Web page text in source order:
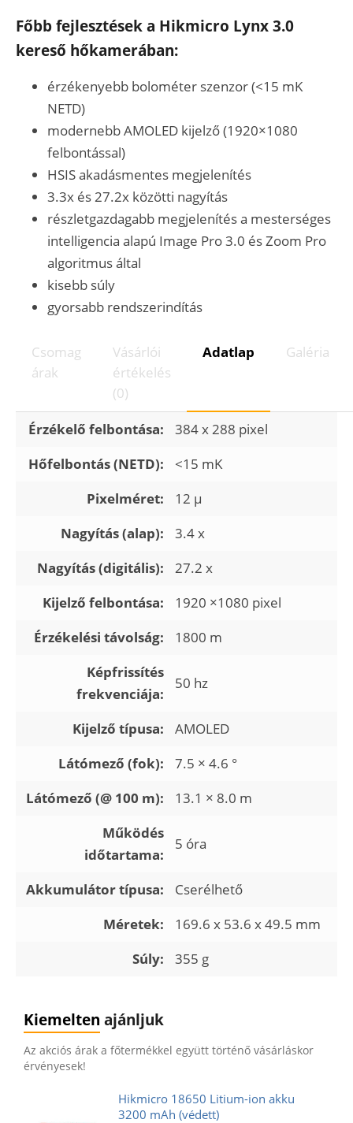
Főbb fejlesztések a Hikmicro Lynx 3.0
kereső hőkamerában:
érzékenyebb bolométer szenzor (<15 mK
NETD)
modernebb AMOLED kijelző (1920×1080
felbontással)
HSIS akadásmentes megjelenítés
3.3x és 27.2x közötti nagyítás
részletgazdagabb megjelenítés a mesterséges
intelligencia alapú Image Pro 3.0 és Zoom Pro
algoritmus által
kisebb súly
gyorsabb rendszerindítás
Csomag
árak
Vásárlói
értékelés
(0)
Adatlap Galéria
Érzékelő felbontása:
384 x 288 pixel
Hőfelbontás (NETD):
<15 mK
Pixelméret:
12 µ
Nagyítás (alap):
3.4 x
Nagyítás (digitális):
27.2 x
Kijelző felbontása:
1920 ×1080 pixel
Érzékelési távolság:
1800 m
Képfrissítés
frekvenciája:
50 hz
Kijelző típusa:
AMOLED
Látómező (fok):
7.5 × 4.6 °
Látómező (@ 100 m):
13.1 × 8.0 m
Működés
időtartama:
5 óra
Akkumulátor típusa:
Cserélhető
Méretek:
169.6 x 53.6 x 49.5 mm
Súly:
355 g
Kiemelten ajánljuk
Az akciós árak a főtermékkel együtt történő vásárláskor
érvényesek!
Hikmicro 18650 Litium-ion akku
3200 mAh (védett)